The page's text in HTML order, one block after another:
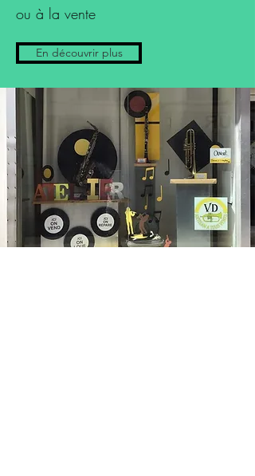
ou à la vente
En découvrir plus